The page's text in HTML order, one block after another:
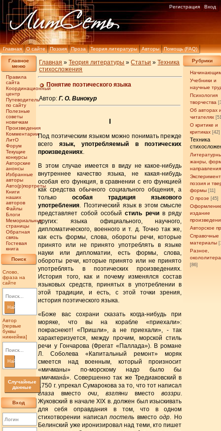
Главная О сайте Поэзия Проза Теория литературы Авторы Помощь (FAQ)
Регистрация Вход
Главное
меню
Правила
сайта
Координационный
центр
Путеводитель
по сайту
Полезные
советы
новичкам
Произведения
Комментарии
ЛитО
Форум
Текущие
конкурсы
Авторские
анонсы
Избранные
авторы
Авто(р)портреты
Книги
наших
авторов
Файлы
Блоги
Мемориальные
страницы
Обратная
связь
Гостевая
книга
Поиск
Слово,
фраза на
сайте
Найти
Автор
[первые
буквы
никнейма]
Найти
Случайные
данные
Вход
Рубрики
Учебники и
научные
Психология
творчества
Об авторах
читателях
О критике и
критиках [42]
Техника
жанры,
направления
поэзия и
формы [11]
О прозе [45]
издание
Авторское
Справочные
материалы
Разное,
[86]
Главная »Теория литературы »Статьи »Техника
стихосложения
Понятие поэтического языка
Автор:Г. О. Винокур
I
Под поэтическим языком можно понимать прежде
всегоязык, употребляемый в поэтических
произведениях.
В этом случае имеется в виду не какое-нибудь
внутреннее качество языка, не какая-нибудь
особая его функция, в сравнении с его функцией
как средства обычного социального общения, а
толькоособая традиция языкового
употребления. Поэтический язык в этом смысле
представляет собой особыйстиль речив ряду
других: языка официального, научного,
дипломатического, военного и т. д. Точно так же,
как есть формы, слова, обороты речи, которые
принято или не принято употреблять в языке
науки или дипломатии, есть формы, слова,
обороты речи, которые принято или не принято
употреблять в поэтических произведениях.
История того, как и почему изменялся состав
языковых средств, принятых в употреблении в
этой традиции, и есть, с этой точки зрения,
история поэтического языка.
«Боже вас сохрани сказать когда-нибудь при
моряке, что вы на корабле «приехали»:
покраснеют! «Пришли», а не приехали», - так
характеризуется, между прочим, морской стиль
речи у Гончарова (Фрегат «Паллада»). В романе
Л. Соболева «Капитальный ремонт» моряк
смеется над военным, который произносит
«мичманы» по-морскому надо было бы
«мичманá». Совершенно так же Тредиаковский в
1750 г. упрекал Сумарокова за то, что тот написал
глаза вместоочи, взглянивместо воззри.
Жуковский в начале XIX в. должен был изыскивать
для себя оправдания в том, что в одном
стихотворении написалпостель вместоодр. Но
Белинский уже иронизировал над теми, кто пишет